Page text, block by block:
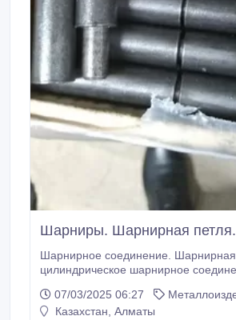
Шарниры. Шарнирная петля.
Шарнирное соединение.
цилиндрическое шарнирное
деталей в мебели, кузовах машин и корпусах
механизмов..
07/03/2025 06:27
Казахстан, Алматы